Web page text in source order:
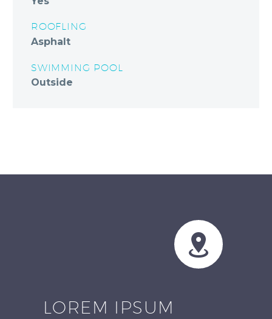
ROOFLING
Asphalt
SWIMMING POOL
Outside


LOREM IPSUM